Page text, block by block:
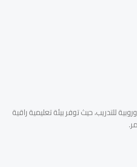
للتدريب، حيث توفر بيئة تعليمية راقية